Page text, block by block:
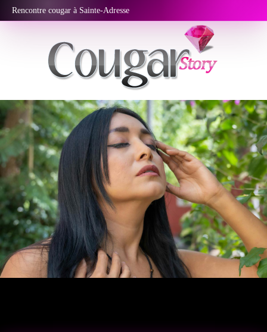
Rencontre cougar à Sainte-Adresse